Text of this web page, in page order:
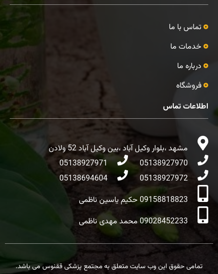
تماس با ما
خدمات ما
درباره ما
فروشگاه
اطلاعات تماس
مشهد ،بلوار وکیل آباد ،بین وکیل آباد 52 ولادن
05138927970
05138927971
05138927972
05138694604
09158818823 حکیم یاسین ناظمی
09028452233 محمد مهدی ناظمی
تمامی حقوق این وب سایت متعلق به مجتمع پزشکی ققنوس می باشد.